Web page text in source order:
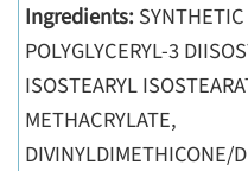
Ingredients:
POLYGLYCERYL-3
ISOSTEARYL
METHACRYLATE,
DIVINYLDIMETHICONE/